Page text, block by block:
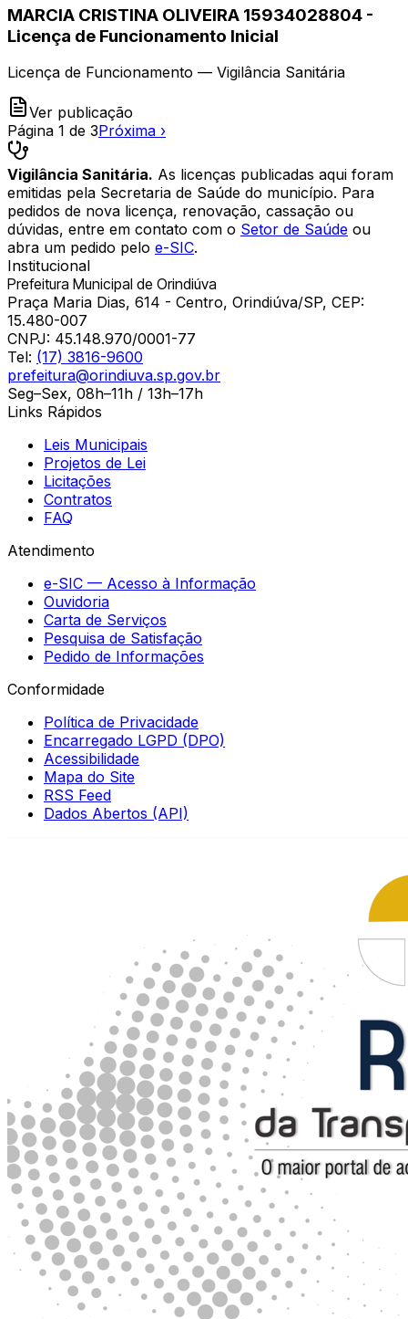
MARCIA CRISTINA OLIVEIRA 15934028804 -
Licença de Funcionamento Inicial
Licença de Funcionamento — Vigilância Sanitária
Ver publicação
Página 1 de 3Próxima ›
Vigilância Sanitária. As licenças publicadas aqui foram
emitidas pela Secretaria de Saúde do município. Para
pedidos de nova licença, renovação, cassação ou
dúvidas, entre em contato com o Setor de Saúde ou
abra um pedido pelo e-SIC.
Institucional
Prefeitura Municipal de Orindiúva
Praça Maria Dias, 614 - Centro, Orindiúva/SP, CEP:
15.480-007
CNPJ: 45.148.970/0001-77
Tel: (17) 3816-9600
prefeitura@orindiuva.sp.gov.br
Seg–Sex, 08h–11h / 13h–17h
Links Rápidos
Leis Municipais
Projetos de Lei
Licitações
Contratos
FAQ
Atendimento
e-SIC — Acesso à Informação
Ouvidoria
Carta de Serviços
Pesquisa de Satisfação
Pedido de Informações
Conformidade
Política de Privacidade
Encarregado LGPD (DPO)
Acessibilidade
Mapa do Site
RSS Feed
Dados Abertos (API)